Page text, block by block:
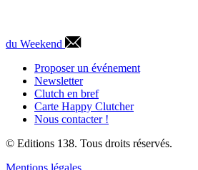
du Weekend
Proposer un événement
Newsletter
Clutch en bref
Carte Happy Clutcher
Nous contacter !
© Editions 138. Tous droits réservés.